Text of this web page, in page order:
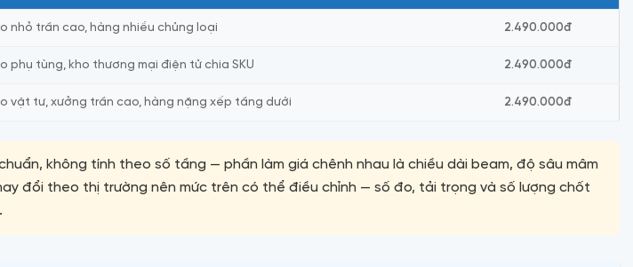
nhỏ trần cao, hàng nhiều chủng loại 2.490.000đ
phụ tùng, kho thương mại điện tử chia SKU 2.490.000đ
vật tư, xưởng trần cao, hàng nặng xếp tầng dưới 2.490.000đ
không tính theo số tầng — phần làm giá chênh nhau là chiều dài beam, độ sâu mâm
đổi theo thị trường nên mức trên có thể điều chỉnh — số đo, tải trọng và số lượng chốt